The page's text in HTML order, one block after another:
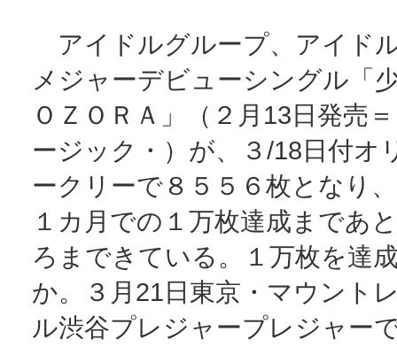
アイドルグループ、アイド
メジャーデビューシングル「
ＯＺＯＲＡ」（２月13日発売
ージック・）が、３/18日付オ
ークリーで８５５６枚となり
１カ月での１万枚達成まであ
ろまできている。１万枚を達
か。３月21日東京・マウント
ル渋谷プレジャープレジャー